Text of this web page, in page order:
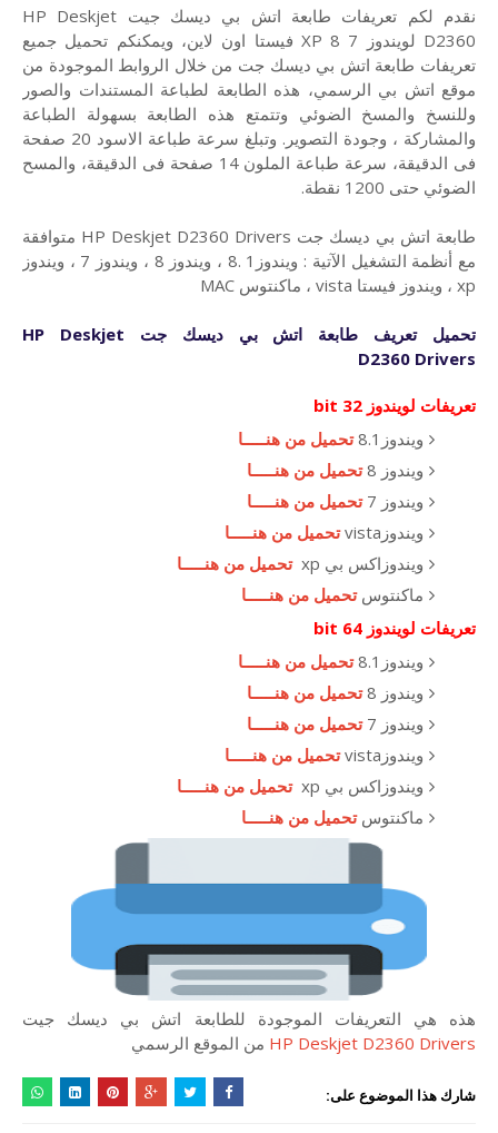
نقدم لكم تعريفات طابعة اتش بي ديسك جيت HP Deskjet
D2360 لويندوز 7 8 XP فيستا اون لاين، ويمكنكم تحميل جميع
تعريفات طابعة اتش بي ديسك جت من خلال الروابط الموجودة من
موقع اتش بي الرسمي، هذه الطابعة لطباعة المستندات والصور
وللنسخ والمسخ الضوئي وتتمتع هذه الطابعة بسهولة الطباعة
والمشاركة ، وجودة التصوير. وتبلغ سرعة طباعة الاسود 20 صفحة
فى الدقيقة، سرعة طباعة الملون 14 صفحة فى الدقيقة، والمسح
الضوئي حتى 1200 نقطة.
طابعة اتش بي ديسك جت HP Deskjet D2360 Drivers متوافقة
مع أنظمة التشغيل الآتية : ويندوز1 .8 ، ويندوز 8 ، ويندوز 7 ، ويندوز
xp ، ويندوز فيستا vista ، ماكنتوس MAC
تحميل تعريف طابعة اتش بي ديسك جت HP Deskjet
D2360 Drivers
تعريفات لويندوز 32 bit
ويندوز8.1
تحميل من هنـــــا
ويندوز 8
تحميل من هنـــــا
ويندوز 7
تحميل من هنـــــا
ويندوزvista
تحميل من هنـــــا
ويندوزاكس بي xp
تحميل من هنـــــا
ماكنتوستحميل من هنـــــا
تعريفات لويندوز 64 bit
ويندوز8.1
تحميل من هنـــــا
ويندوز 8
تحميل من هنـــــا
ويندوز 7
تحميل من هنـــــا
ويندوزvista
تحميل من هنـــــا
ويندوزاكس بي xp
تحميل من هنـــــا
ماكنتوستحميل من هنـــــا
هذه هي التعريفات الموجودة للطابعة اتش بي ديسك جيت
HP Deskjet D2360 Drivers من الموقع الرسمي
شارك هذا الموضوع على: